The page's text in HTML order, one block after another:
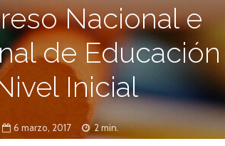
Nacional e
de
Inicial
6 marzo, 2017 2 min.